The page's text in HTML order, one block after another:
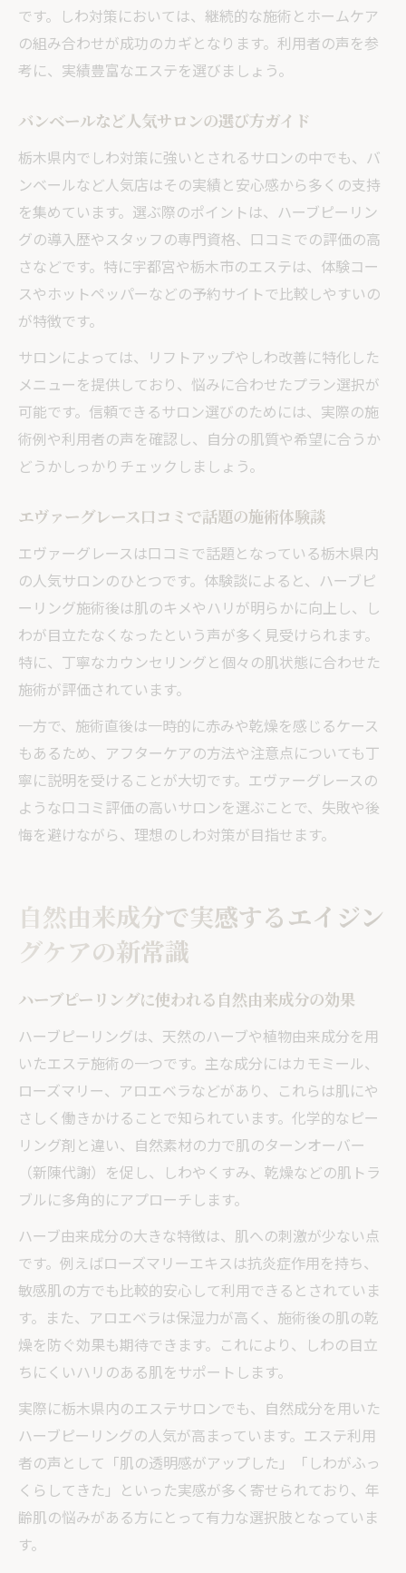
です。しわ対策においては、継続的な施術とホームケア
の組み合わせが成功のカギとなります。利用者の声を参
考に、実績豊富なエステを選びましょう。
バンベールなど人気サロンの選び方ガイド
栃木県内でしわ対策に強いとされるサロンの中でも、バ
ンベールなど人気店はその実績と安心感から多くの支持
を集めています。選ぶ際のポイントは、ハーブピーリン
グの導入歴やスタッフの専門資格、口コミでの評価の高
さなどです。特に宇都宮や栃木市のエステは、体験コー
スやホットペッパーなどの予約サイトで比較しやすいの
が特徴です。
サロンによっては、リフトアップやしわ改善に特化した
メニューを提供しており、悩みに合わせたプラン選択が
可能です。信頼できるサロン選びのためには、実際の施
術例や利用者の声を確認し、自分の肌質や希望に合うか
どうかしっかりチェックしましょう。
エヴァーグレース口コミで話題の施術体験談
エヴァーグレースは口コミで話題となっている栃木県内
の人気サロンのひとつです。体験談によると、ハーブピ
ーリング施術後は肌のキメやハリが明らかに向上し、し
わが目立たなくなったという声が多く見受けられます。
特に、丁寧なカウンセリングと個々の肌状態に合わせた
施術が評価されています。
一方で、施術直後は一時的に赤みや乾燥を感じるケース
もあるため、アフターケアの方法や注意点についても丁
寧に説明を受けることが大切です。エヴァーグレースの
ような口コミ評価の高いサロンを選ぶことで、失敗や後
悔を避けながら、理想のしわ対策が目指せます。
自然由来成分で実感するエイジン
グケアの新常識
ハーブピーリングに使われる自然由来成分の効果
ハーブピーリングは、天然のハーブや植物由来成分を用
いたエステ施術の一つです。主な成分にはカモミール、
ローズマリー、アロエベラなどがあり、これらは肌にや
さしく働きかけることで知られています。化学的なピー
リング剤と違い、自然素材の力で肌のターンオーバー
（新陳代謝）を促し、しわやくすみ、乾燥などの肌トラ
ブルに多角的にアプローチします。
ハーブ由来成分の大きな特徴は、肌への刺激が少ない点
です。例えばローズマリーエキスは抗炎症作用を持ち、
敏感肌の方でも比較的安心して利用できるとされていま
す。また、アロエベラは保湿力が高く、施術後の肌の乾
燥を防ぐ効果も期待できます。これにより、しわの目立
ちにくいハリのある肌をサポートします。
実際に栃木県内のエステサロンでも、自然成分を用いた
ハーブピーリングの人気が高まっています。エステ利用
者の声として「肌の透明感がアップした」「しわがふっ
くらしてきた」といった実感が多く寄せられており、年
齢肌の悩みがある方にとって有力な選択肢となっていま
す。